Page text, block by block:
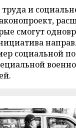
и
смогут
социальной